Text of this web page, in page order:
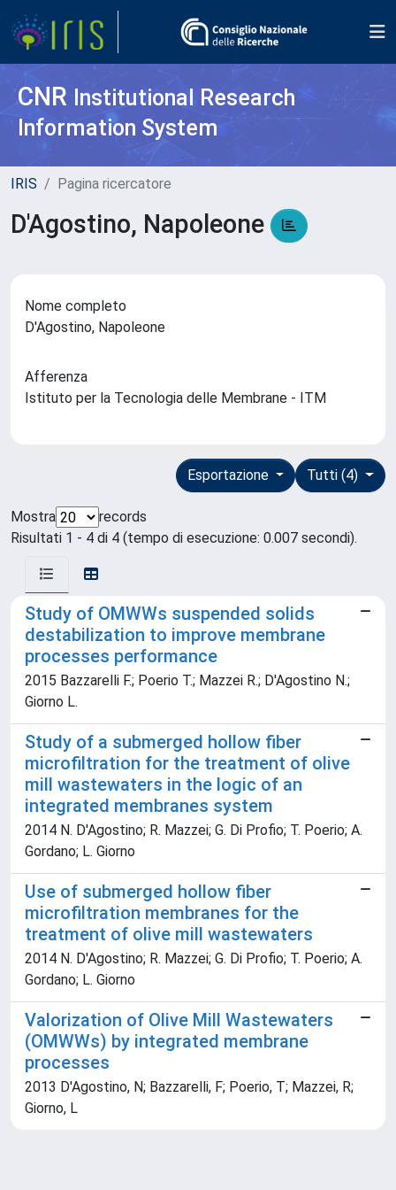
CNR Institutional Research
Information System
IRIS Pagina ricercatore
D'Agostino, Napoleone
Nome completo
D'Agostino, Napoleone
Afferenza
Istituto per la Tecnologia delle Membrane - ITM
Tutti (4)
Esportazione
Mostra
records
Risultati 1 - 4 di 4 (tempo di esecuzione: 0.007 secondi).
Study of OMWWs suspended solids
destabilization to improve membrane
processes performance
2015 Bazzarelli F.; Poerio T.; Mazzei R.; D'Agostino N.;
Giorno L.
Study of a submerged hollow fiber
microfiltration for the treatment of olive
mill wastewaters in the logic of an
integrated membranes system
2014 N. D'Agostino; R. Mazzei; G. Di Profio; T. Poerio; A.
Gordano; L. Giorno
Use of submerged hollow fiber
microfiltration membranes for the
treatment of olive mill wastewaters
2014 N. D'Agostino; R. Mazzei; G. Di Profio; T. Poerio; A.
Gordano; L. Giorno
Valorization of Olive Mill Wastewaters
(OMWWs) by integrated membrane
processes
2013 D'Agostino, N; Bazzarelli, F; Poerio, T; Mazzei, R;
Giorno, L